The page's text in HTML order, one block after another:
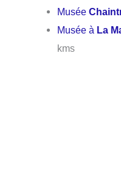
Musée
Musée à La
kms